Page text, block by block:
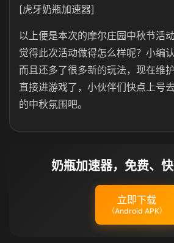
[虎牙奶瓶加速器]
以上便是本次的摩尔庄园中秋节活
觉得此次活动做得怎么样呢？小编
而且还多了很多新的玩法，现在维
直接进游戏了，小伙伴们快点上号
的中秋氛围吧。
奶瓶加速器，免费、
立即下载
（Android APK）